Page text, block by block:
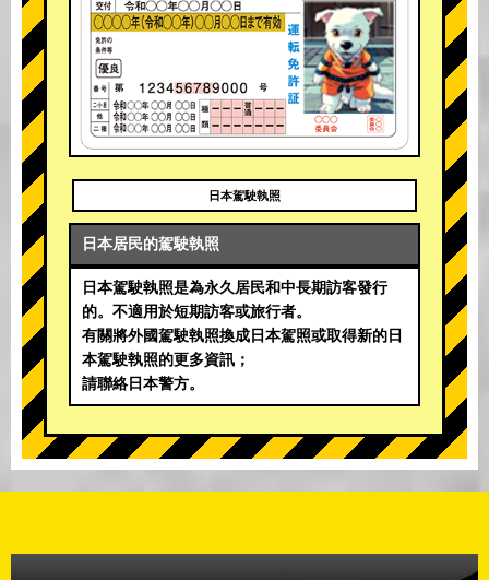
日本駕駛執照
日本居民的駕駛執照
日本駕駛執照是為永久居民和中長期訪客發行
的。不適用於短期訪客或旅行者。
有關將外國駕駛執照換成日本駕照或取得新的日
本駕駛執照的更多資訊；
請聯絡日本警方。